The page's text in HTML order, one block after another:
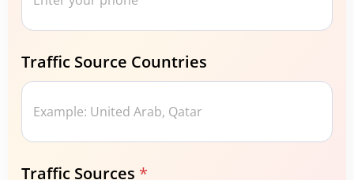
Traffic Source Countries
Traffic Sources *